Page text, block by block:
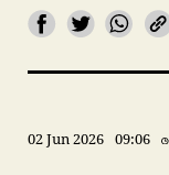
02 Jun 2026 09:06